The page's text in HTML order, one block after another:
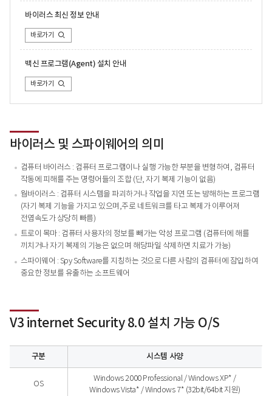
바이러스 최신 정보 안내
바로가기
백신 프로그램(Agent) 설치 안내
바로가기
바이러스 및 스파이웨어의 의미
컴퓨터 바이러스 : 컴퓨터 프로그램이나 실행 가능한 부분을 변형하여, 컴퓨터
작동에 피해를 주는 명령어들의 조합 (단, 자기 복제 기능이 없음)
웜바이러스 : 컴퓨터 시스템을 파괴하거나 작업을 지연 또는 방해하는 프로그램
(자기 복제 기능을 가지고 있으며,주로 네트워크를 타고 복제가 이루어져
전염속도가 상당히 빠름)
트로이 목마 : 컴퓨터 사용자의 정보를 빼가는 악성 프로그램 (컴퓨터에 해를
끼치거나 자기 복제의 기능은 없으며 해당파일 삭제하면 치료가 가능)
스파이웨어 : Spy Software를 지칭하는 것으로 다른 사람의 컴퓨터에 잠입하여
중요한 정보를 유출하는 소프트웨어
V3 internet Security 8.0 설치 가능 O/S
V3 internet Security 8.0 설치 가능 O/S - 구분, 시스템 사양
구분 시스템 사양
OS
Windows 2000 Professional / Windows XP* /
Windows Vista* / Windows 7* (32bit/64bit 지원)